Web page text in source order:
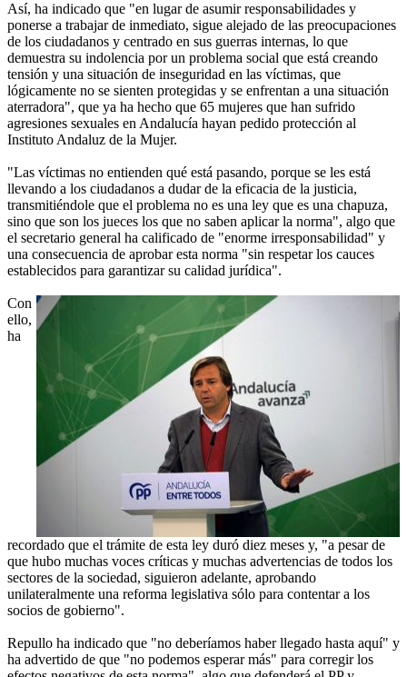
Así, ha indicado que "en lugar de asumir responsabilidades y
ponerse a trabajar de inmediato, sigue alejado de las preocupaciones
de los ciudadanos y centrado en sus guerras internas, lo que
demuestra su indolencia por un problema social que está creando
tensión y una situación de inseguridad en las víctimas, que
lógicamente no se sienten protegidas y se enfrentan a una situación
aterradora", que ya ha hecho que 65 mujeres que han sufrido
agresiones sexuales en Andalucía hayan pedido protección al
Instituto Andaluz de la Mujer.
"Las víctimas no entienden qué está pasando, porque se les está
llevando a los ciudadanos a dudar de la eficacia de la justicia,
transmitiéndole que el problema no es una ley que es una chapuza,
sino que son los jueces los que no saben aplicar la norma", algo que
el secretario general ha calificado de "enorme irresponsabilidad" y
una consecuencia de aprobar esta norma "sin respetar los cauces
establecidos para garantizar su calidad jurídica".
Con
ello,
ha
recordado que el trámite de esta ley duró diez meses y, "a pesar de
que hubo muchas voces críticas y muchas advertencias de todos los
sectores de la sociedad, siguieron adelante, aprobando
unilateralmente una reforma legislativa sólo para contentar a los
socios de gobierno".
Repullo ha indicado que "no deberíamos haber llegado hasta aquí" y
ha advertido de que "no podemos esperar más" para corregir los